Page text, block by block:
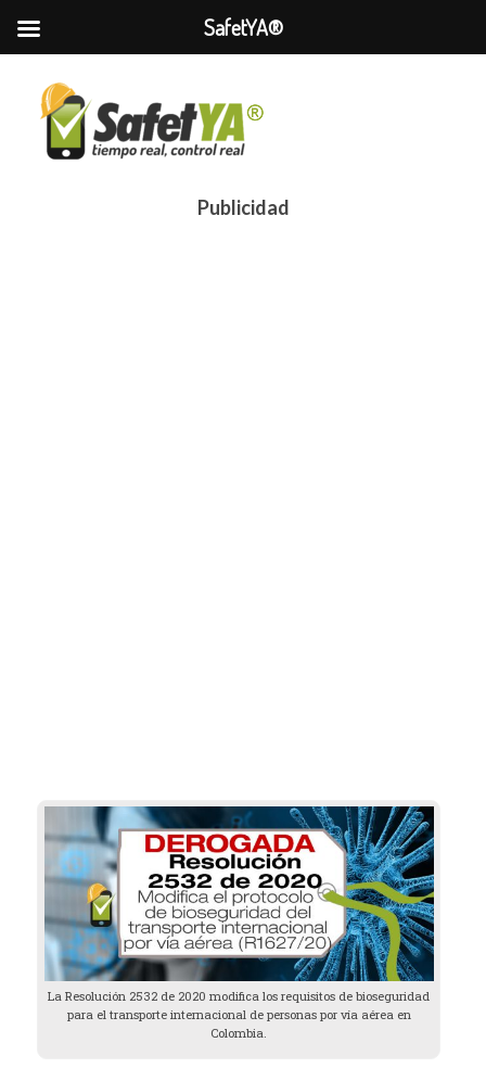
Publicidad
La Resolución 2532 de 2020 modifica los requisitos de bioseguridad
para el transporte internacional de personas por vía aérea en
Colombia.
SafetYA®